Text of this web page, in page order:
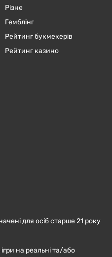
Різне
Гемблінг
Рейтинг букмекерів
Рейтинг казино
для осіб старше 21 року
на реальні та/або